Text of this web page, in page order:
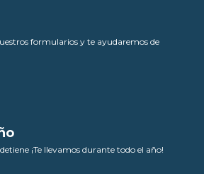
formularios y te ayudaremos de
¡Te llevamos durante todo el año!